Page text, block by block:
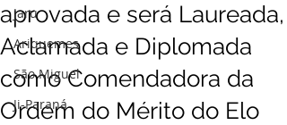
Jaru
Ariquemes
São Miguel
Ji-Paraná
aprovada e será Laureada,
Aclamada e Diplomada
como Comendadora da
Ordem do Mérito do Elo